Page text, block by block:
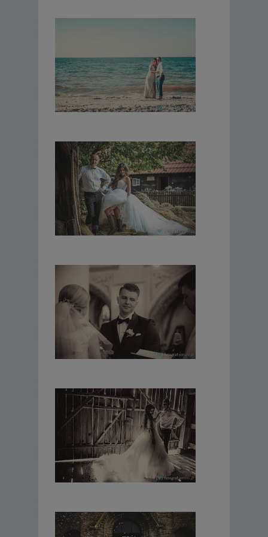
poważnego i odpowiedzialnego podejścia
do każdej pary, przedstawieniem i oddaniem
charakteru głównych aktorów, czyli Was.
Bardzo doceniamy swobodę działania, którą
nam zostawiacie przy filmowaniu i
Czego nie robimy
W naszych reportażach ślubnych nie
zobaczysz relacji z „rosołku i sałatki”. Nie
będzie też nudy, przejść rodem z lat ’90 czy
W naszym reportażu odnajdziecie za to
emocje – będzie czas na łzy wzruszenia, jak
i radość i zabawne momenty.
W naszym reportażu odnajdziecie estetykę i
Tworzymy nowoczesne filmy, co nie znaczy,
podwodnej i w bukiecie Panny Młodej
Owszem, gdy trzeba wykorzystamy kran
kamerowy, slider czy glidecam i dron, ale
wszystko z umiarem i tak by nie burzyć
Waszego Święta. Nas cechuje dyskretny
sposób pracy.